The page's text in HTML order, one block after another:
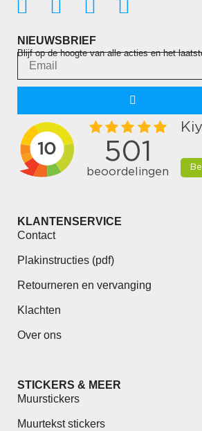
NIEUWSBRIEF
Blijf op de hoogte van alle acties en het
KLANTENSERVICE
Contact
Plakinstructies (pdf)
Retourneren en vervanging
Klachten
Over ons
STICKERS & MEER
Muurstickers
Muurtekst stickers